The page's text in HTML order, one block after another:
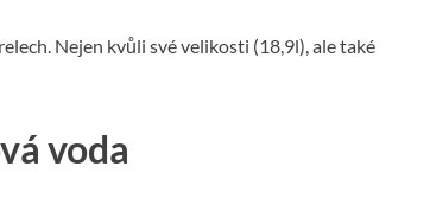
Nejen kvůli své velikosti (18,9l), ale také
voda